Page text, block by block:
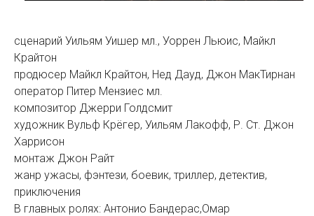
сценарий Уильям Уишер мл., Уоррен Льюис, Майкл
Крайтон
продюсер Майкл Крайтон, Нед Дауд, Джон МакТирнан
оператор Питер Мензиес мл.
композитор Джерри Голдсмит
художник Вульф Крёгер, Уильям Лакофф, Р. Ст. Джон
Харрисон
монтаж Джон Райт
жанр ужасы, фэнтези, боевик, триллер, детектив,
приключения
В главных ролях: Антонио Бандерас,Омар